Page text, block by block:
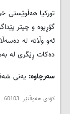
تورکیا هه‌ڵوێستی
گۆڕیوه‌ و چیتر
ئه‌و وڵاته‌ له‌
ده‌کات ڕێگری له‌
سه‌رچاوه‌: یه‌نی
کۆدی هه‌واڵنێر: 60103